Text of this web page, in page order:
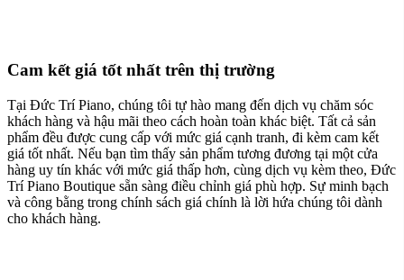
Cam kết giá tốt nhất trên thị trường
Tại Đức Trí Piano, chúng tôi tự hào mang đến dịch vụ chăm sóc
khách hàng và hậu mãi theo cách hoàn toàn khác biệt. Tất cả sản
phẩm đều được cung cấp với mức giá cạnh tranh, đi kèm cam kết
giá tốt nhất. Nếu bạn tìm thấy sản phẩm tương đương tại một cửa
hàng uy tín khác với mức giá thấp hơn, cùng dịch vụ kèm theo, Đức
Trí Piano Boutique sẵn sàng điều chỉnh giá phù hợp. Sự minh bạch
và công bằng trong chính sách giá chính là lời hứa chúng tôi dành
cho khách hàng.